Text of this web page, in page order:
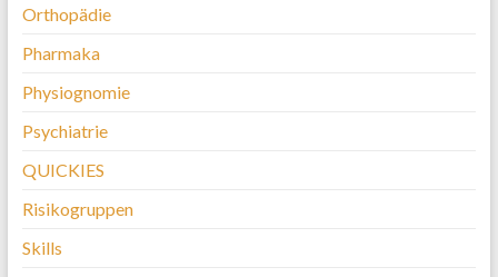
Orthopädie
Pharmaka
Physiognomie
Psychiatrie
QUICKIES
Risikogruppen
Skills